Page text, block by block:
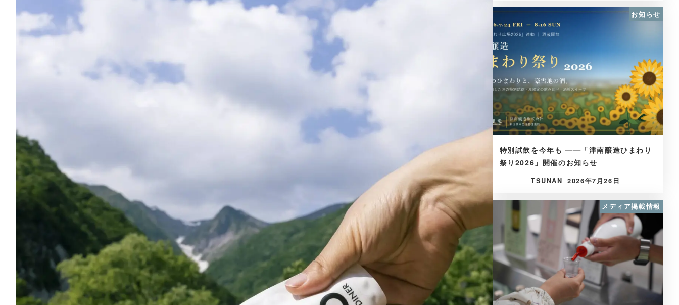
お知らせ
特別試飲を今年も ——「津南醸造ひまわり
祭り2026」開催のお知らせ
TSUNAN 2026年7月26日
メディア掲載情報